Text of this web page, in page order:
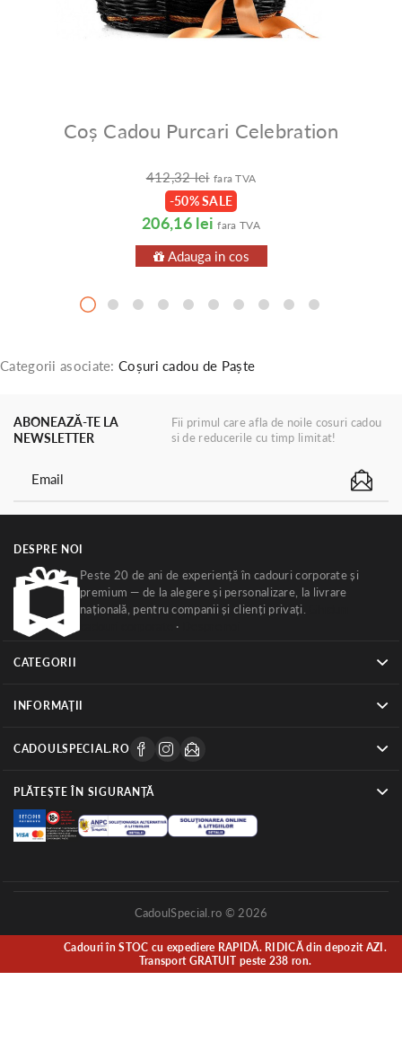
Coș Cadou Purcari Celebration
412,32 lei fara TVA
-50% SALE
206,16 lei fara TVA
Adauga in cos
Categorii asociate:Coșuri cadou de Paște
ABONEAZĂ-TE LA
NEWSLETTER
Fii primul care afla de noile cosuri cadou
si de reducerile cu timp limitat!
DESPRE NOI
Peste 20 de ani de experiență în cadouri corporate și
premium — de la alegere și personalizare, la livrare
națională, pentru companii și clienți privați.
·
CATEGORII
INFORMAŢII
CADOULSPECIAL.RO
PLĂTEȘTE ÎN SIGURANȚĂ
CadoulSpecial.ro © 2026
Cadouri în STOC cu expediere RAPIDĂ. RIDICĂ din depozit AZI.
Transport GRATUIT peste 238 ron.